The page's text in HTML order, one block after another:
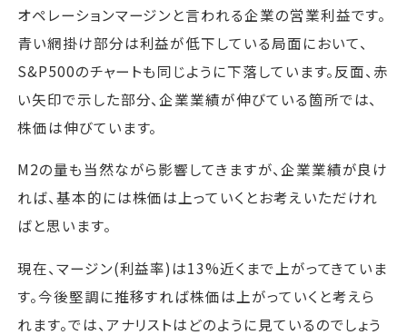
オペレーションマージンと言われる企業の営業利益です。
青い網掛け部分は利益が低下している局面において、
S&P500のチャートも同じように下落しています。反面、赤
い矢印で示した部分、企業業績が伸びている箇所では、
株価は伸びています。
M2の量も当然ながら影響してきますが、企業業績が良け
れば、基本的には株価は上っていくとお考えいただけれ
ばと思います。
現在、マージン(利益率)は13%近くまで上がってきていま
す。今後堅調に推移すれば株価は上がっていくと考えら
れます。では、アナリストはどのように見ているのでしょう